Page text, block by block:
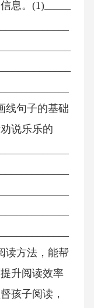
息。(1)_____
线句子的基础
说乐乐的
读方法，能帮
升阅读效率
孩子阅读，